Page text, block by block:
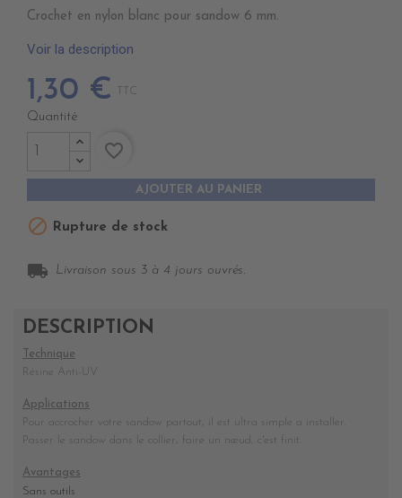
Crochet en nylon blanc pour sandow 6 mm.
Voir la description
1,30 € TTC
Quantité
AJOUTER AU PANIER
favorite_border
 Rupture de stock
local_shipping Livraison sous 3 à 4 jours ouvrés.
DESCRIPTION
Technique
Résine Anti-UV
Applications
Pour accrocher votre sandow partout, il est ultra simple a installer.
Passer le sandow dans le collier, faire un nœud, c'est finit.
Avantages
Sans outils